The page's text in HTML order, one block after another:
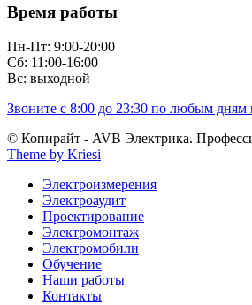
Время работы
Пн-Пт: 9:00-20:00
Сб: 11:00-16:00
Вс: выходной
Звоните с 8:00 до 23:30 по любым дням
© Копирайт - AVB Электрика.
Theme by Kriesi
Электроизмерения
Электроаудит
Проектирование
Электромонтаж
Электромобили
Обучение
Наши работы
Контакты